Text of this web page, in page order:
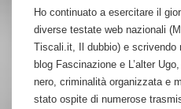
Ho continuato a esercitare il
diverse testate web nazionali
Tiscali.it, Il dubbio) e scrivendo
blog Fascinazione e L’alter
nero, criminalità organizzata e
stato ospite di numerose